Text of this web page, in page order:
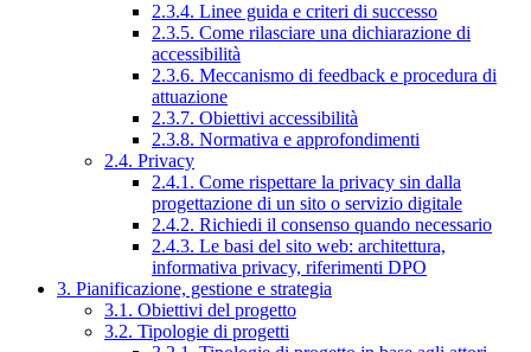
2.3.4. Linee guida e criteri di successo
2.3.5. Come rilasciare una dichiarazione di
accessibilità
2.3.6. Meccanismo di feedback e procedura di
attuazione
2.3.7. Obiettivi accessibilità
2.3.8. Normativa e approfondimenti
2.4. Privacy
2.4.1. Come rispettare la privacy sin dalla
progettazione di un sito o servizio digitale
2.4.2. Richiedi il consenso quando necessario
2.4.3. Le basi del sito web: architettura,
informativa privacy, riferimenti DPO
3. Pianificazione, gestione e strategia
3.1. Obiettivi del progetto
3.2. Tipologie di progetti